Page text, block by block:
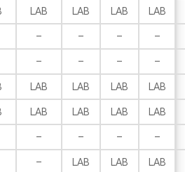
LAB LAB LAB LAB
– – – –
– – – –
LAB LAB LAB LAB
LAB LAB LAB LAB
– – – –
– LAB LAB LAB